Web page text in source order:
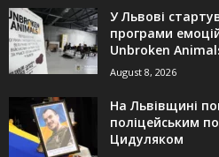
У Львові
програми
Unbroken
August 8, 2026
На Львівщині
поліцейським
Цидуляком